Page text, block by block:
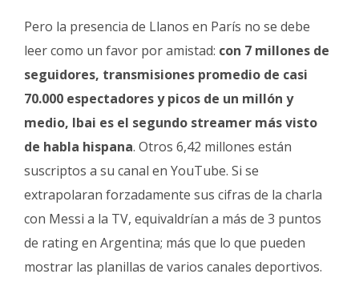
Pero la presencia de Llanos en París no se debe
leer como un favor por amistad: con 7 millones de
seguidores, transmisiones promedio de casi
70.000 espectadores y picos de un millón y
medio, Ibai es el segundo streamer más visto
de habla hispana. Otros 6,42 millones están
suscriptos a su canal en YouTube. Si se
extrapolaran forzadamente sus cifras de la charla
con Messi a la TV, equivaldrían a más de 3 puntos
de rating en Argentina; más que lo que pueden
mostrar las planillas de varios canales deportivos.